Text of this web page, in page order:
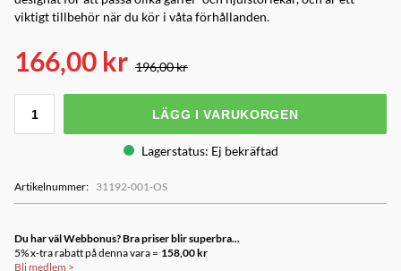
viktigt tillbehör när du kör i våta förhållanden.
166,00 kr 196,00 kr
LÄGG I VARUKORGEN
Lagerstatus: Ej bekräftad
Artikelnummer: 31192-001-OS
Du har väl Webbonus? Bra priser blir superbra...
5% x-tra rabatt på denna vara = 158,00 kr
Bli medlem >